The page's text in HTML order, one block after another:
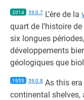
2014 59:0.7 L’ère de la
quart de l’histoire
six longues
développements
géologiques que
1955 59:0.8 As this
continental shelves,